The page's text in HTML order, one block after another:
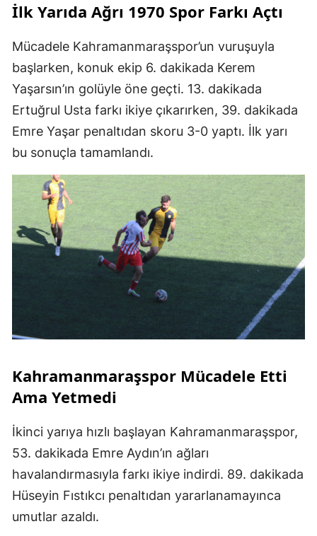
İlk Yarıda Ağrı 1970 Spor Farkı Açtı
Mücadele Kahramanmaraşspor’un vuruşuyla
başlarken, konuk ekip 6. dakikada Kerem
Yaşarsın’ın golüyle öne geçti. 13. dakikada
Ertuğrul Usta farkı ikiye çıkarırken, 39. dakikada
Emre Yaşar penaltıdan skoru 3-0 yaptı. İlk yarı
bu sonuçla tamamlandı.
Kahramanmaraşspor Mücadele Etti
Ama Yetmedi
İkinci yarıya hızlı başlayan Kahramanmaraşspor,
53. dakikada Emre Aydın’ın ağları
havalandırmasıyla farkı ikiye indirdi. 89. dakikada
Hüseyin Fıstıkcı penaltıdan yararlanamayınca
umutlar azaldı.